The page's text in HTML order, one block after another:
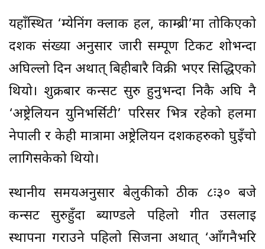
यहाँस्थित ‘म्येनिंग क्लार्क हल, काम्ब्री’मा तोकिएको
दर्शक संख्या अनुसार जारी सम्पूर्ण टिकट शोभन्दा
अघिल्लो दिन अर्थात् बिहीबारै विक्री भएर सिद्धिएको
थियो। शुक्रबार कन्सर्ट सुरु हुनुभन्दा निकै अघि नै
‘अष्ट्रेलियन युनिभर्सिटी’ परिसर भित्र रहेको हलमा
नेपाली र केही मात्रामा अष्ट्रेलियन दर्शकहरुको घुइँचो
लागिसकेको थियो।
स्थानीय समयअनुसार बेलुकीको ठीक ८ः३० बजे
कन्सर्ट सुरुहुँदा ब्याण्डले पहिलो गीत उसलाई
स्थापना गराउने पहिलो सिर्जना अर्थात् ‘आँगनैभरि